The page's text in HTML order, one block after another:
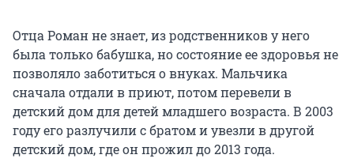
Отца Роман не знает, из родственников у него
была только бабушка, но состояние ее здоровья не
позволяло заботиться о внуках. Мальчика
сначала отдали в приют, потом перевели в
детский дом для детей младшего возраста. В 2003
году его разлучили с братом и увезли в другой
детский дом, где он прожил до 2013 года.